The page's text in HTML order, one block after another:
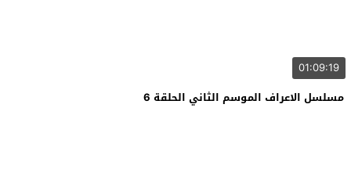
01:09:19
مسلسل الاعراف الموسم الثاني الحلقة 6